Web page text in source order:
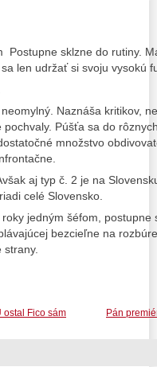
Postupne sklzne do rutiny.
len udržať si svoju vysokú
Naznáša kritikov,
Púšťa sa do
množstvo
aj typ č. 2 je na
celé Slovensko.
jedným šéfom,
bezcieľne na
strany.
Pán
ostal Fico sám